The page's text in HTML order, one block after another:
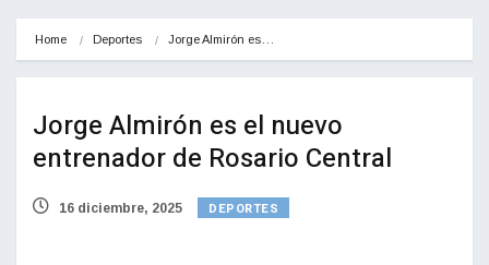
Home Deportes Jorge Almirón es…
Jorge Almirón es el nuevo
entrenador de Rosario Central
16 diciembre, 2025 DEPORTES